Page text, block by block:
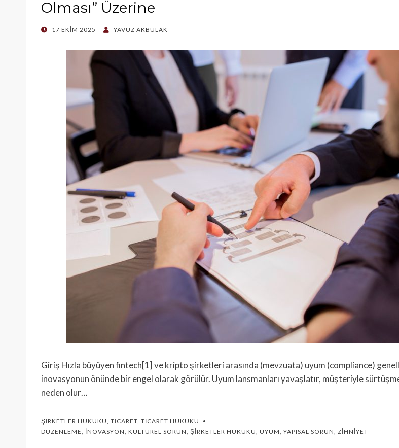
Olması” Üzerine
POSTED
17 EKIM 2025 YAVUZ AKBULAK
Giriş Hızla büyüyen fintech[1] ve kripto şirketleri arasında (mevzuata) uyum (compliance)
inovasyonun önünde bir engel olarak görülür. Uyum lansmanları yavaşlatır, müşteriyle
neden olur…
ŞIRKETLER HUKUKU, TICARET, TICARET HUKUKU
DÜZENLEME, İNOVASYON, KÜLTÜREL SORUN, ŞIRKETLER HUKUKU, UYUM, YAPISAL SORUN, ZIHNIYET